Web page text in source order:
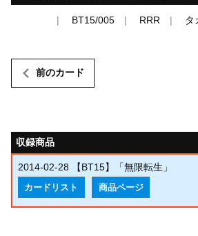
BT15/005 RRR タ
前のカード
収録商品
2014-02-28 【BT15】「無限転生」
カードリスト 商品ページ